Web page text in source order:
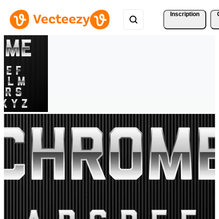
Inscription